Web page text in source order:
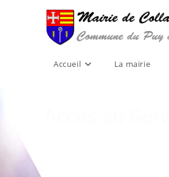
Accueil La mairie